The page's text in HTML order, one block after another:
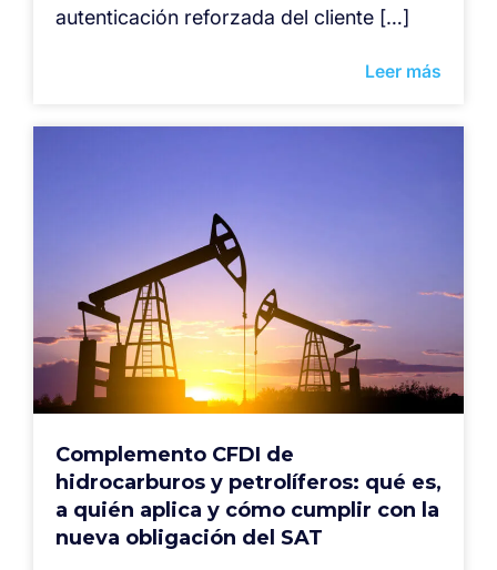
autenticación reforzada del cliente […]
Leer más
Complemento CFDI de
hidrocarburos y petrolíferos: qué es,
a quién aplica y cómo cumplir con la
nueva obligación del SAT